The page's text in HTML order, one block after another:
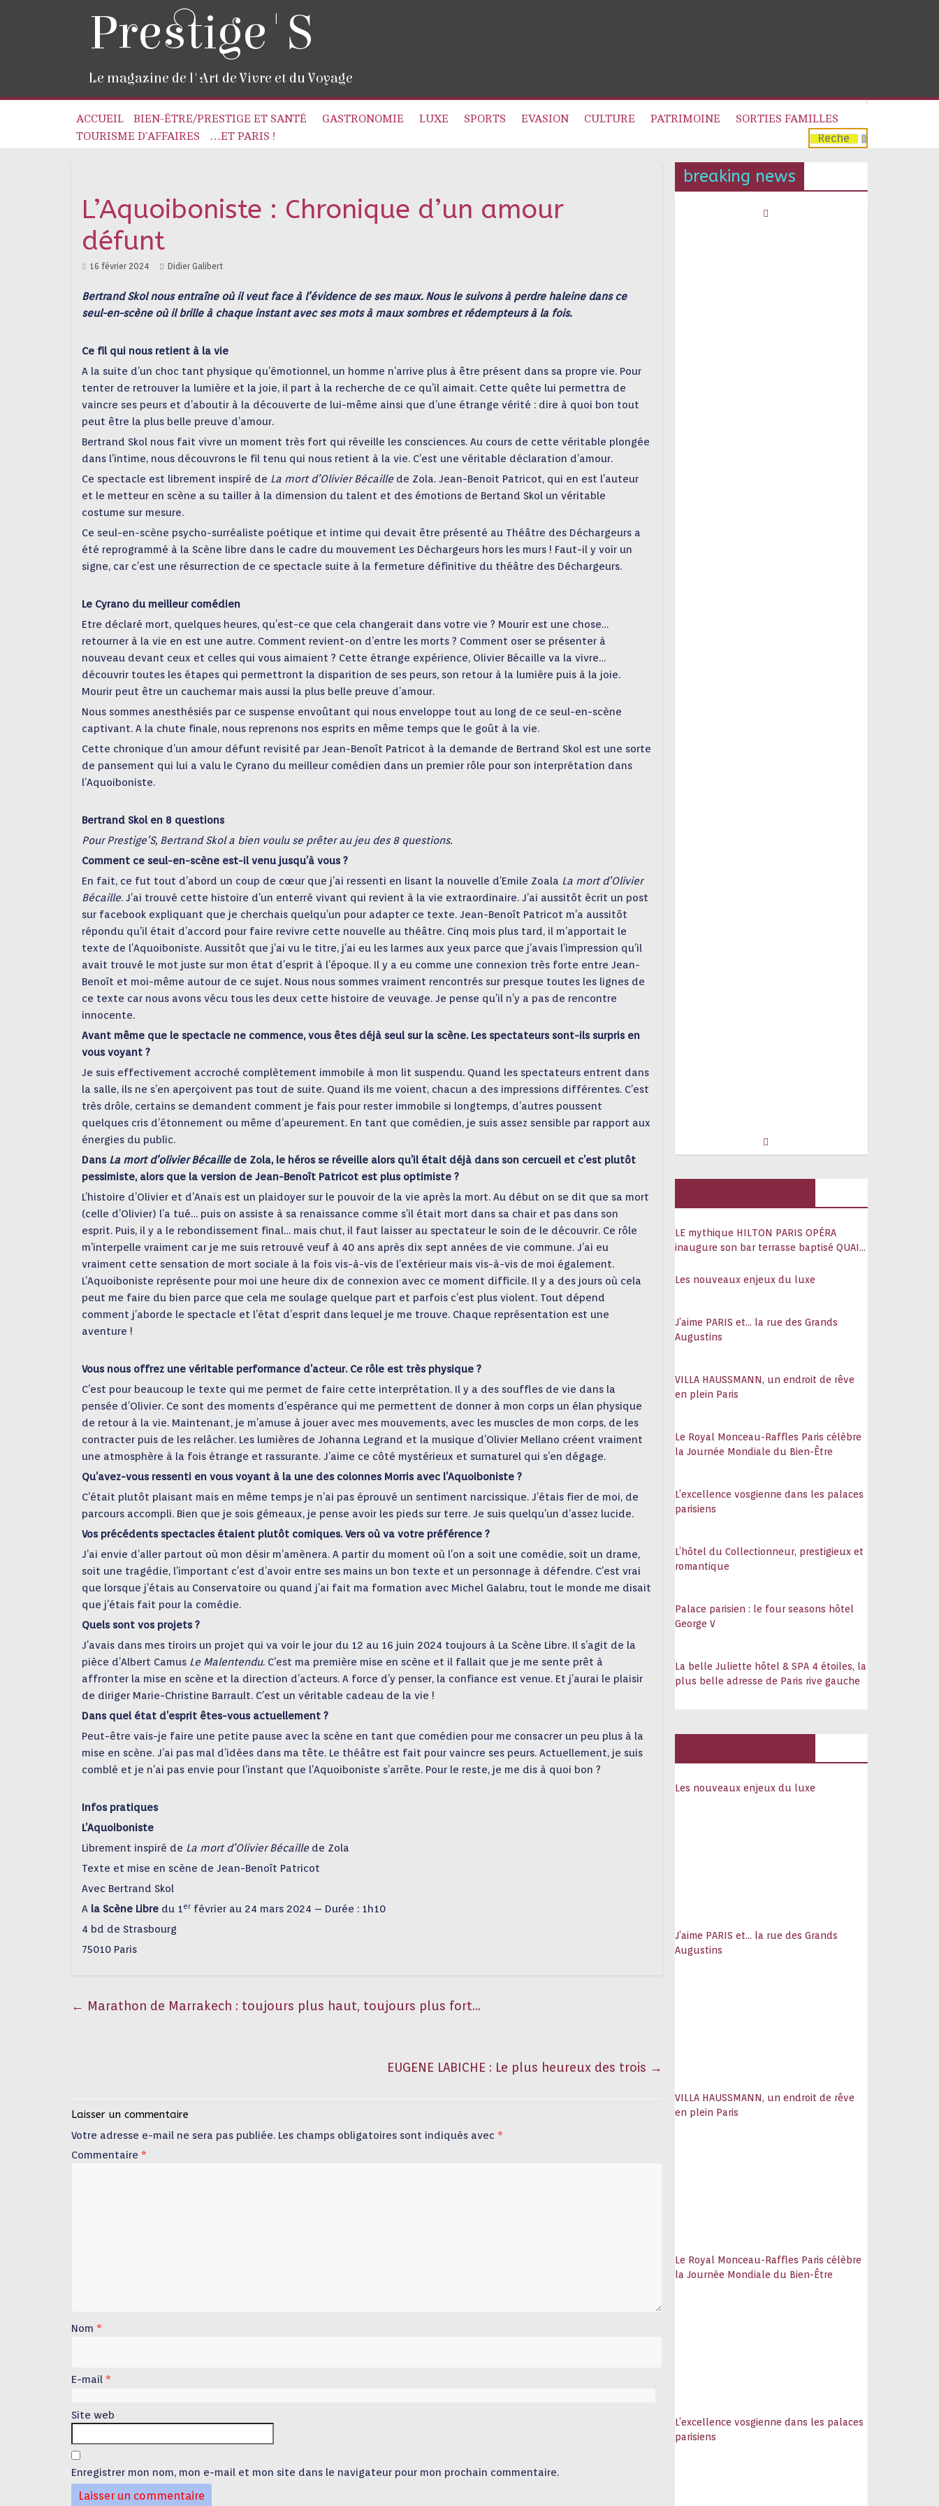
Prestige'S
Le magazine de l'Art de Vivre et du Voyage
ACCUEIL BIEN-ÊTRE/PRESTIGE ET SANTÉ GASTRONOMIE LUXE SPORTS EVASION CULTURE PATRIMOINE
SORTIES FAMILLES
TOURISME D’AFFAIRES
…ET PARIS !
L’Aquoiboniste : Chronique d’un amour
défunt
16 février 2024 Didier Galibert
Bertrand Skol nous entraîne où il veut face à l’évidence de ses maux. Nous le suivons à perdre haleine dans ce
seul-en-scène où il brille à chaque instant avec ses mots à maux sombres et rédempteurs à la fois.
Ce fil qui nous retient à la vie
A la suite d’un choc tant physique qu’émotionnel, un homme n’arrive plus à être présent dans sa propre vie. Pour
tenter de retrouver la lumière et la joie, il part à la recherche de ce qu’il aimait. Cette quête lui permettra de
vaincre ses peurs et d’aboutir à la découverte de lui-même ainsi que d’une étrange vérité : dire à quoi bon tout
peut être la plus belle preuve d’amour.
Bertrand Skol nous fait vivre un moment très fort qui réveille les consciences. Au cours de cette véritable plongée
dans l’intime, nous découvrons le fil tenu qui nous retient à la vie. C’est une véritable déclaration d’amour.
Ce spectacle est librement inspiré de La mort d’Olivier Bécaille de Zola. Jean-Benoit Patricot, qui en est l’auteur
et le metteur en scène a su tailler à la dimension du talent et des émotions de Bertand Skol un véritable
costume sur mesure.
Ce seul-en-scène psycho-surréaliste poétique et intime qui devait être présenté au Théâtre des Déchargeurs a
été reprogrammé à la Scène libre dans le cadre du mouvement Les Déchargeurs hors les murs ! Faut-il y voir un
signe, car c’est une résurrection de ce spectacle suite à la fermeture définitive du théâtre des Déchargeurs.
Le Cyrano du meilleur comédien
Etre déclaré mort, quelques heures, qu’est-ce que cela changerait dans votre vie ? Mourir est une chose…
retourner à la vie en est une autre. Comment revient-on d’entre les morts ? Comment oser se présenter à
nouveau devant ceux et celles qui vous aimaient ? Cette étrange expérience, Olivier Bécaille va la vivre…
découvrir toutes les étapes qui permettront la disparition de ses peurs, son retour à la lumière puis à la joie.
Mourir peut être un cauchemar mais aussi la plus belle preuve d’amour.
Nous sommes anesthésiés par ce suspense envoûtant qui nous enveloppe tout au long de ce seul-en-scène
captivant. A la chute finale, nous reprenons nos esprits en même temps que le goût à la vie.
Cette chronique d’un amour défunt revisité par Jean-Benoît Patricot à la demande de Bertrand Skol est une sorte
de pansement qui lui a valu le Cyrano du meilleur comédien dans un premier rôle pour son interprétation dans
l’Aquoiboniste.
Bertrand Skol en 8 questions
Pour Prestige’S, Bertrand Skol a bien voulu se prêter au jeu des 8 questions.
Comment ce seul-en-scène est-il venu jusqu’à vous ?
En fait, ce fut tout d’abord un coup de cœur que j’ai ressenti en lisant la nouvelle d’Emile Zoala La mort d’Olivier
Bécaille. J’ai trouvé cette histoire d’un enterré vivant qui revient à la vie extraordinaire. J’ai aussitôt écrit un post
sur facebook expliquant que je cherchais quelqu’un pour adapter ce texte. Jean-Benoît Patricot m’a aussitôt
répondu qu’il était d’accord pour faire revivre cette nouvelle au théâtre. Cinq mois plus tard, il m’apportait le
texte de l’Aquoiboniste. Aussitôt que j’ai vu le titre, j’ai eu les larmes aux yeux parce que j’avais l’impression qu’il
avait trouvé le mot juste sur mon état d’esprit à l’époque. Il y a eu comme une connexion très forte entre Jean-
Benoît et moi-même autour de ce sujet. Nous nous sommes vraiment rencontrés sur presque toutes les lignes de
ce texte car nous avons vécu tous les deux cette histoire de veuvage. Je pense qu’il n’y a pas de rencontre
innocente.
Avant même que le spectacle ne commence, vous êtes déjà seul sur la scène. Les spectateurs sont-ils surpris en
vous voyant ?
Je suis effectivement accroché complètement immobile à mon lit suspendu. Quand les spectateurs entrent dans
la salle, ils ne s’en aperçoivent pas tout de suite. Quand ils me voient, chacun a des impressions différentes. C’est
très drôle, certains se demandent comment je fais pour rester immobile si longtemps, d’autres poussent
quelques cris d’étonnement ou même d’apeurement. En tant que comédien, je suis assez sensible par rapport aux
énergies du public.
Dans La mort d’olivier Bécaillede Zola, le héros se réveille alors qu’il était déjà dans son cercueil et c’est plutôt
pessimiste, alors que la version de Jean-Benoît Patricot est plus optimiste ?
L’histoire d’Olivier et d’Anaïs est un plaidoyer sur le pouvoir de la vie après la mort. Au début on se dit que sa mort
(celle d’Olivier) l’a tué… puis on assiste à sa renaissance comme s’il était mort dans sa chair et pas dans son
esprit. Puis, il y a le rebondissement final… mais chut, il faut laisser au spectateur le soin de le découvrir. Ce rôle
m’interpelle vraiment car je me suis retrouvé veuf à 40 ans après dix sept années de vie commune. J’ai eu
vraiment cette sensation de mort sociale à la fois vis-à-vis de l’extérieur mais vis-à-vis de moi également.
L’Aquoiboniste représente pour moi une heure dix de connexion avec ce moment difficile. Il y a des jours où cela
peut me faire du bien parce que cela me soulage quelque part et parfois c’est plus violent. Tout dépend
comment j’aborde le spectacle et l’état d’esprit dans lequel je me trouve. Chaque représentation est une
aventure !
Vous nous offrez une véritable performance d’acteur. Ce rôle est très physique ?
C’est pour beaucoup le texte qui me permet de faire cette interprétation. Il y a des souffles de vie dans la
pensée d’Olivier. Ce sont des moments d’espérance qui me permettent de donner à mon corps un élan physique
de retour à la vie. Maintenant, je m’amuse à jouer avec mes mouvements, avec les muscles de mon corps, de les
contracter puis de les relâcher. Les lumières de Johanna Legrand et la musique d’Olivier Mellano créent vraiment
une atmosphère à la fois étrange et rassurante. J’aime ce côté mystérieux et surnaturel qui s’en dégage.
Qu’avez-vous ressenti en vous voyant à la une des colonnes Morris avec l’Aquoiboniste ?
C’était plutôt plaisant mais en même temps je n’ai pas éprouvé un sentiment narcissique. J’étais fier de moi, de
parcours accompli. Bien que je sois gémeaux, je pense avoir les pieds sur terre. Je suis quelqu’un d’assez lucide.
Vos précédents spectacles étaient plutôt comiques. Vers où va votre préférence ?
J’ai envie d’aller partout où mon désir m’amènera. A partir du moment où l’on a soit une comédie, soit un drame,
soit une tragédie, l’important c’est d’avoir entre ses mains un bon texte et un personnage à défendre. C’est vrai
que lorsque j’étais au Conservatoire ou quand j’ai fait ma formation avec Michel Galabru, tout le monde me disait
que j’étais fait pour la comédie.
Quels sont vos projets ?
J’avais dans mes tiroirs un projet qui va voir le jour du 12 au 16 juin 2024 toujours à La Scène Libre. Il s’agit de la
pièce d’Albert Camus Le Malentendu. C’est ma première mise en scène et il fallait que je me sente prêt à
affronter la mise en scène et la direction d’acteurs. A force d’y penser, la confiance est venue. Et j’aurai le plaisir
de diriger Marie-Christine Barrault. C’est un véritable cadeau de la vie !
Dans quel état d’esprit êtes-vous actuellement ?
Peut-être vais-je faire une petite pause avec la scène en tant que comédien pour me consacrer un peu plus à la
mise en scène. J’ai pas mal d’idées dans ma tête. Le théâtre est fait pour vaincre ses peurs. Actuellement, je suis
comblé et je n’ai pas envie pour l’instant que l’Aquoiboniste s’arrête. Pour le reste, je me dis à quoi bon ?
Infos pratiques
L’Aquoiboniste
Librement inspiré de La mort d’Olivier Bécaille de Zola
Texte et mise en scène de Jean-Benoît Patricot
Avec Bertrand Skol
A la Scène Libre du 1er février au 24 mars 2024 – Durée : 1h10
4 bd de Strasbourg
75010 Paris
← Marathon de Marrakech : toujours plus haut, toujours plus fort…
EUGENE LABICHE : Le plus heureux des trois →
Laisser un commentaire
Votre adresse e-mail ne sera pas publiée. Les champs obligatoires sont indiqués avec *
Commentaire *
Nom *
E-mail *
Site web
Enregistrer mon nom, mon e-mail et mon site dans le navigateur pour mon prochain commentaire.
breaking news
LE mythique HILTON PARIS OPÉRA
inaugure son bar terrasse baptisé QUAI
Les nouveaux enjeux du luxe
J’aime PARIS et… la rue des Grands
Augustins
VILLA HAUSSMANN, un endroit de rêve
en plein Paris
Le Royal Monceau-Raffles Paris célèbre
la Journée Mondiale du Bien-Être
L’excellence vosgienne dans les palaces
parisiens
L’hôtel du Collectionneur, prestigieux et
romantique
Palace parisien : le four seasons hôtel
George V
La belle Juliette hôtel & SPA 4 étoiles, la
plus belle adresse de Paris rive gauche
Les nouveaux enjeux du luxe
J’aime PARIS et… la rue des Grands
Augustins
VILLA HAUSSMANN, un endroit de rêve
en plein Paris
Le Royal Monceau-Raffles Paris célèbre
la Journée Mondiale du Bien-Être
L’excellence vosgienne dans les palaces
parisiens